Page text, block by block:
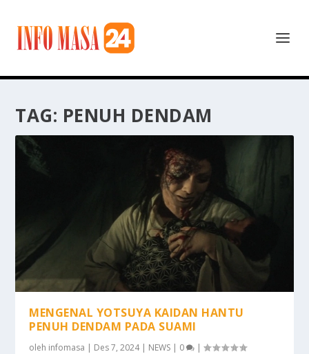
TAG: PENUH DENDAM
MENGENAL YOTSUYA KAIDAN HANTU
PENUH DENDAM PADA SUAMI
oleh infomasa | Des 7, 2024| NEWS | 0 |